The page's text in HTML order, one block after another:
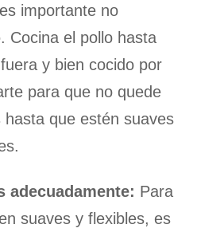
importante no
Cocina el pollo hasta
y bien cocido por
para que no quede
que estén suaves
adecuadamente: Para
suaves y flexibles, es